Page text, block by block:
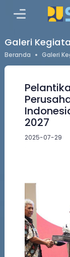
Galeri
Beranda Galeri
2027
2025-07-29